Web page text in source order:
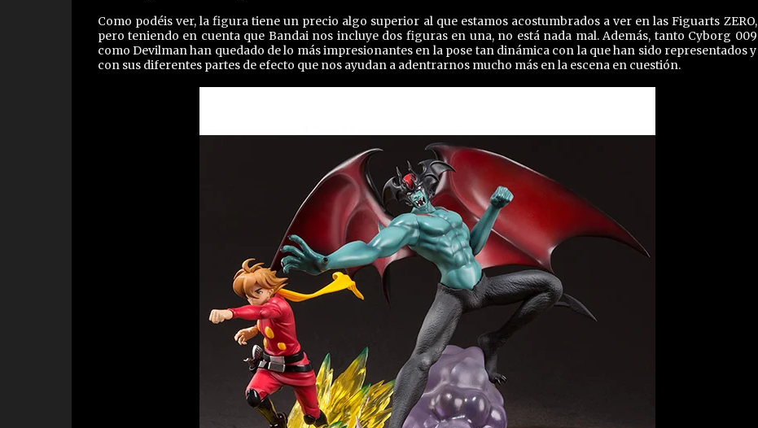
Como podéis ver, la figura tiene un precio algo superior al que estamos acostumbrados a ver en las Figuarts ZERO,
pero teniendo en cuenta que Bandai nos incluye dos figuras en una, no está nada mal. Además, tanto Cyborg 009
como Devilman han quedado de lo más impresionantes en la pose tan dinámica con la que han sido representados y
con sus diferentes partes de efecto que nos ayudan a adentrarnos mucho más en la escena en cuestión.